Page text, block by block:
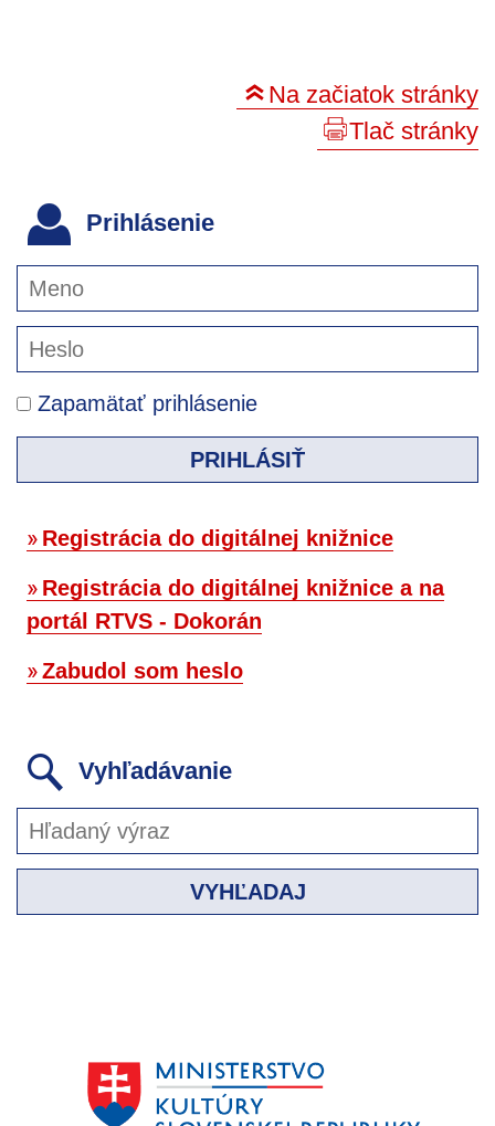
Na začiatok stránky
Tlač stránky
Prihlásenie
Zapamätať prihlásenie
PRIHLÁSIŤ
Registrácia do digitálnej knižnice
Registrácia do digitálnej knižnice a na
portál RTVS - Dokorán
Zabudol som heslo
Vyhľadávanie
VYHĽADAJ